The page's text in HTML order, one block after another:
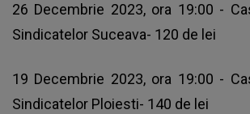
26 Decembrie 2023, ora 19:00 -
Sindicatelor Suceava- 120 de lei
19 Decembrie 2023, ora 19:00 -
Sindicatelor Ploiesti- 140 de lei